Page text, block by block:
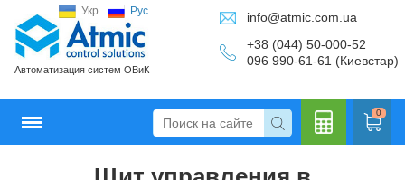
Укр Рус
Автоматизация систем ОВиК
info@atmic.com.ua
+38 (044) 50-000-52
096 990-61-61 (Киевстар)
0